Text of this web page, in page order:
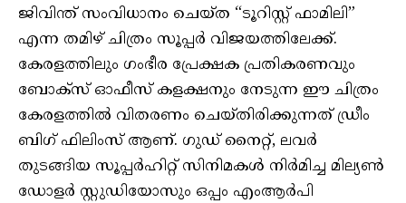
ജിവിന്ത് സംവിധാനം ചെയ്ത “ടൂറിസ്റ്റ് ഫാമിലി”
എന്ന തമിഴ് ചിത്രം സൂപ്പർ വിജയത്തിലേക്ക്.
കേരളത്തിലും ഗംഭീര പ്രേക്ഷക പ്രതികരണവും
ബോക്സ് ഓഫീസ് കളക്ഷനും നേടുന്ന ഈ ചിത്രം
കേരളത്തിൽ വിതരണം ചെയ്തിരിക്കുന്നത് ഡ്രീം
ബിഗ് ഫിലിംസ് ആണ്. ഗുഡ് നൈറ്റ്, ലവർ
തുടങ്ങിയ സൂപ്പർഹിറ്റ് സിനിമകൾ നിർമിച്ച മില്യൺ
ഡോളർ സ്റ്റുഡിയോസും ഒപ്പം എംആർപി